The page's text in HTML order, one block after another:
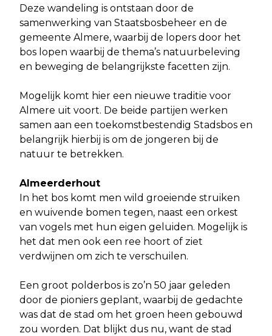
Deze wandeling is ontstaan door de
samenwerking van Staatsbosbeheer en de
gemeente Almere, waarbij de lopers door het
bos lopen waarbij de thema’s natuurbeleving
en beweging de belangrijkste facetten zijn.
Mogelijk komt hier een nieuwe traditie voor
Almere uit voort. De beide partijen werken
samen aan een toekomstbestendig Stadsbos en
belangrijk hierbij is om de jongeren bij de
natuur te betrekken.
Almeerderhout
In het bos komt men wild groeiende struiken
en wuivende bomen tegen, naast een orkest
van vogels met hun eigen geluiden. Mogelijk is
het dat men ook een ree hoort of ziet
verdwijnen om zich te verschuilen.
Een groot polderbos is zo’n 50 jaar geleden
door de pioniers geplant, waarbij de gedachte
was dat de stad om het groen heen gebouwd
zou worden. Dat blijkt dus nu, want de stad